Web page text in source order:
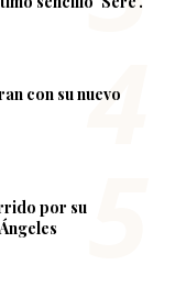
con su nuevo
por su